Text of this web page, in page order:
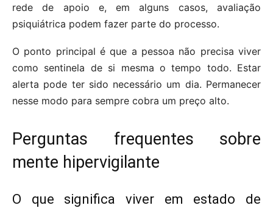
rede de apoio e, em alguns casos, avaliação
psiquiátrica podem fazer parte do processo.
O ponto principal é que a pessoa não precisa viver
como sentinela de si mesma o tempo todo. Estar
alerta pode ter sido necessário um dia. Permanecer
nesse modo para sempre cobra um preço alto.
Perguntas frequentes sobre
mente hipervigilante
O que significa viver em estado de